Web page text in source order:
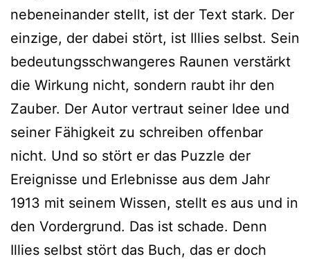
nebeneinander stellt, ist der Text stark. Der
einzige, der dabei stört, ist Illies selbst. Sein
bedeutungsschwangeres Raunen verstärkt
die Wirkung nicht, sondern raubt ihr den
Zauber. Der Autor vertraut seiner Idee und
seiner Fähigkeit zu schreiben offenbar
nicht. Und so stört er das Puzzle der
Ereignisse und Erlebnisse aus dem Jahr
1913 mit seinem Wissen, stellt es aus und in
den Vordergrund. Das ist schade. Denn
Illies selbst stört das Buch, das er doch